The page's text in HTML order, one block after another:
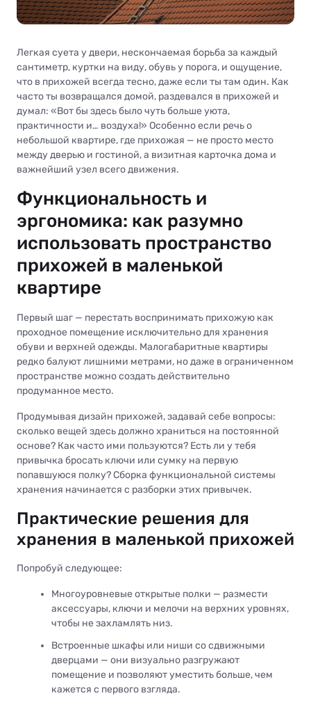
Легкая суета у двери, нескончаемая борьба за каждый
сантиметр, куртки на виду, обувь у порога, и ощущение,
что в прихожей всегда тесно, даже если ты там один. Как
часто ты возвращался домой, раздевался в прихожей и
думал: «Вот бы здесь было чуть больше уюта,
практичности и… воздуха!» Особенно если речь о
небольшой квартире, где прихожая — не просто место
между дверью и гостиной, а визитная карточка дома и
важнейший узел всего движения.
Функциональность и
эргономика: как разумно
использовать пространство
прихожей в маленькой
квартире
Первый шаг — перестать воспринимать прихожую как
проходное помещение исключительно для хранения
обуви и верхней одежды. Малогабаритные квартиры
редко балуют лишними метрами, но даже в ограниченном
пространстве можно создать действительно
продуманное место.
Продумывая дизайн прихожей, задавай себе вопросы:
сколько вещей здесь должно храниться на постоянной
основе? Как часто ими пользуются? Есть ли у тебя
привычка бросать ключи или сумку на первую
попавшуюся полку? Сборка функциональной системы
хранения начинается с разборки этих привычек.
Практические решения для
хранения в маленькой прихожей
Попробуй следующее:
Многоуровневые открытые полки — размести
аксессуары, ключи и мелочи на верхних уровнях,
чтобы не захламлять низ.
Встроенные шкафы или ниши со сдвижными
дверцами — они визуально разгружают
помещение и позволяют уместить больше, чем
кажется с первого взгляда.